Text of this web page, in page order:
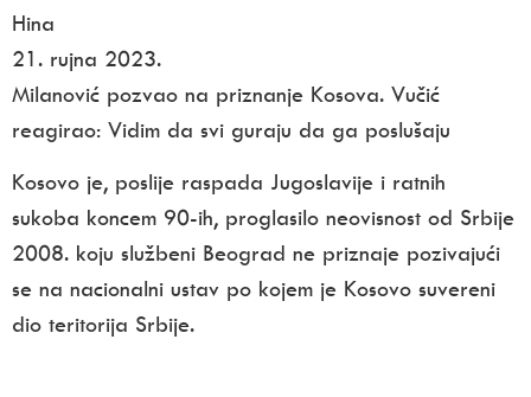
Hina
21. rujna 2023.
Milanović pozvao na priznanje Kosova. Vučić
reagirao: Vidim da svi guraju da ga poslušaju
Kosovo je, poslije raspada Jugoslavije i ratnih
sukoba koncem 90-ih, proglasilo neovisnost od Srbije
2008. koju službeni Beograd ne priznaje pozivajući
se na nacionalni ustav po kojem je Kosovo suvereni
dio teritorija Srbije.